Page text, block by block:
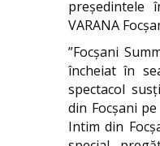
președintele
VARANA
”Focșani
încheiat în
spectacol
din Focșani
Intim din